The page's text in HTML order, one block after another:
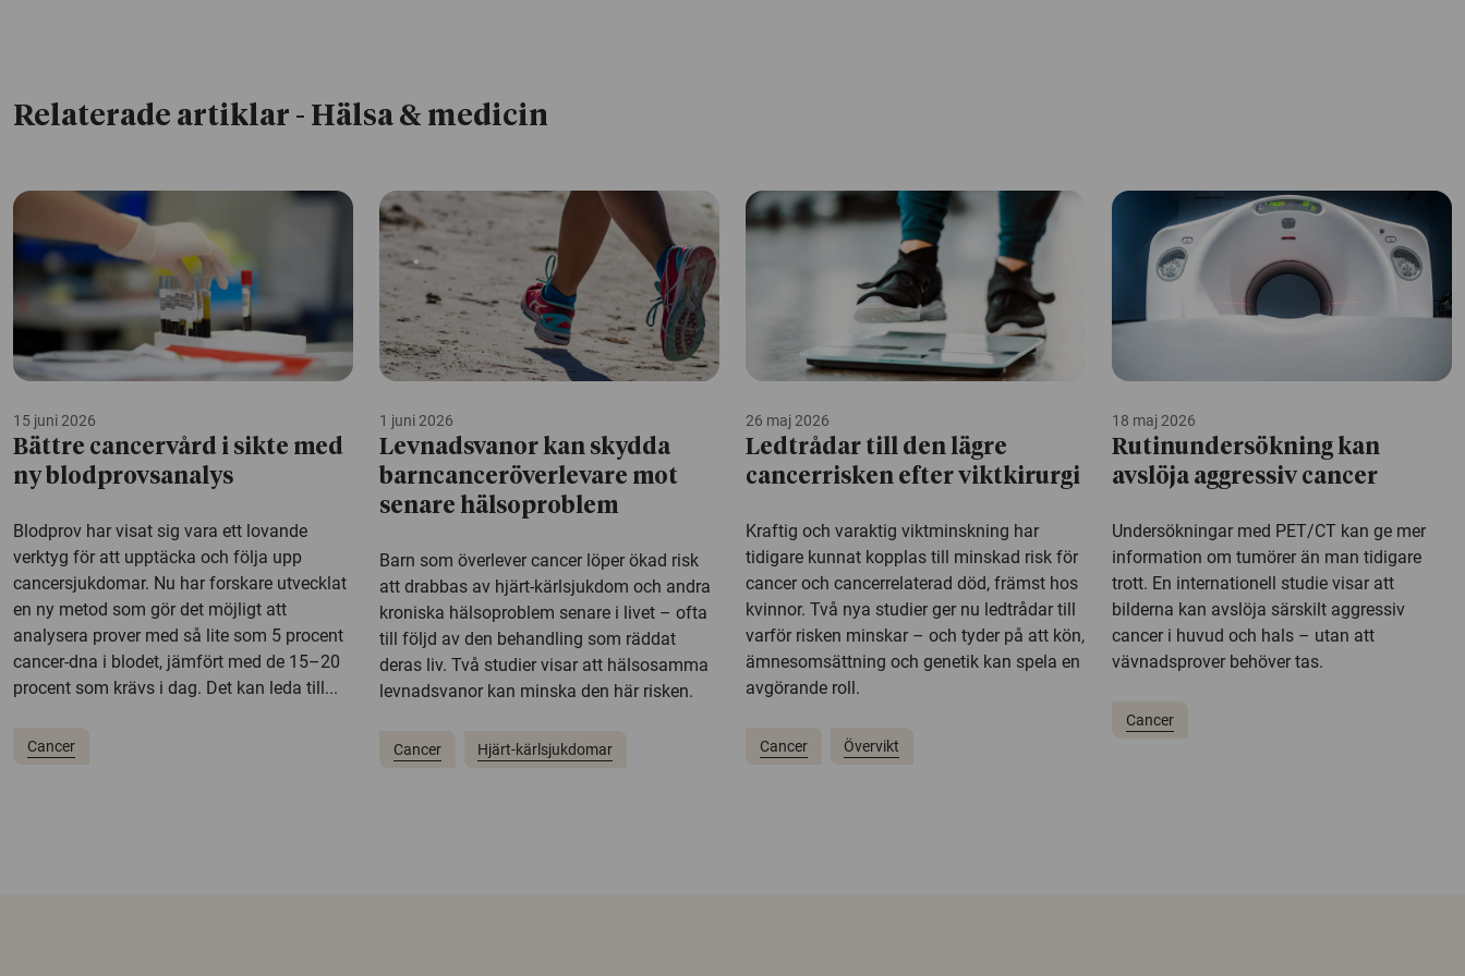
Relaterade artiklar - Hälsa & medicin
15 juni 2026
Bättre cancervård i sikte med
ny blodprovsanalys
Blodprov har visat sig vara ett lovande
verktyg för att upptäcka och följa upp
cancersjukdomar. Nu har forskare utvecklat
en ny metod som gör det möjligt att
analysera prover med så lite som 5 procent
cancer-dna i blodet, jämfört med de 15–20
procent som krävs i dag. Det kan leda till...
Cancer
1 juni 2026
Levnadsvanor kan skydda
barncanceröverlevare mot
senare hälsoproblem
Barn som överlever cancer löper ökad risk
att drabbas av hjärt-kärlsjukdom och andra
kroniska hälsoproblem senare i livet – ofta
till följd av den behandling som räddat
deras liv. Två studier visar att hälsosamma
levnadsvanor kan minska den här risken.
Cancer Hjärt-kärlsjukdomar
26 maj 2026
Ledtrådar till den lägre
cancerrisken efter viktkirurgi
Kraftig och varaktig viktminskning har
tidigare kunnat kopplas till minskad risk för
cancer och cancerrelaterad död, främst hos
kvinnor. Två nya studier ger nu ledtrådar till
varför risken minskar – och tyder på att kön,
ämnesomsättning och genetik kan spela en
avgörande roll.
Cancer Övervikt
18 maj 2026
Rutinundersökning kan
avslöja aggressiv cancer
Undersökningar med PET/CT kan ge mer
information om tumörer än man tidigare
trott. En internationell studie visar att
bilderna kan avslöja särskilt aggressiv
cancer i huvud och hals – utan att
vävnadsprover behöver tas.
Cancer